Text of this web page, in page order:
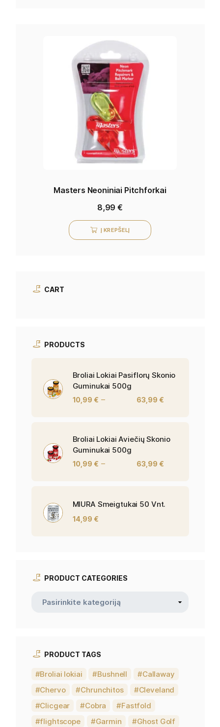
Masters Neoniniai Pitchforkai
8,99€
Į KREPŠELĮ
CART
PRODUCTS
Broliai Lokiai Pasiflorų Skonio
Guminukai 500g
10,99 € – 63,99 €
Broliai Lokiai Aviečių Skonio
Guminukai 500g
10,99 € – 63,99 €
MIURA Smeigtukai 50 Vnt.
14,99 €
PRODUCT CATEGORIES
PRODUCT TAGS
Broliai lokiai Bushnell
Callaway
Chervo
Chrunchitos
Cleveland
Clicgear
Cobra
Fastfold
flightscope
Garmin
Ghost Golf